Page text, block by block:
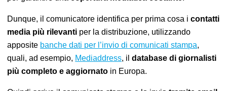
Dunque, il comunicatore identifica per prima cosa icontatti
media più rilevanti per la distribuzione, utilizzando
apposite banche dati per l’invio di comunicati stampa,
quali, ad esempio, Mediaddress, ildatabase di giornalisti
più completo e aggiornato in Europa.